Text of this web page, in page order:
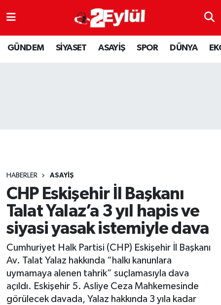
GÜNDEM SİYASET ASAYİŞ SPOR DÜNYA
HABERLER ASAYİŞ
CHP Eskişehir İl Başkanı
Talat Yalaz’a 3 yıl hapis ve
siyasi yasak istemiyle dava
Cumhuriyet Halk Partisi (CHP) Eskişehir İl Başkanı
Av. Talat Yalaz hakkında “halkı kanunlara
uymamaya alenen tahrik” suçlamasıyla dava
açıldı. Eskişehir 5. Asliye Ceza Mahkemesinde
görülecek davada, Yalaz hakkında 3 yıla kadar
ASAYİŞ
DÜNYA
SPOR
YAŞAM
Nöbetçi Eczaneler
Hava Durumu
Son Dakika Haberleri
Haber Arşivi